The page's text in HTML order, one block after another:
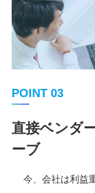
POINT 03
直接ベンダ
ーブ
今、会社は利益